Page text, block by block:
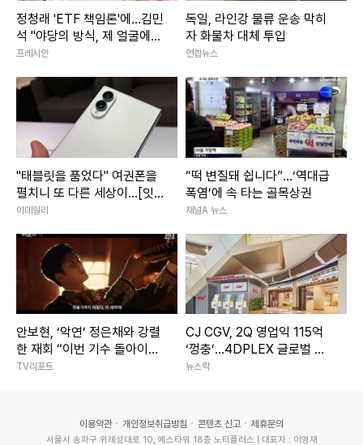
정청래 'ETF 책임론'에…김민
석 "야당의 방식, 제 얼굴에
침뱉기" 역공
프레시안
독일, 라인강 물류 운송 막히
자 화물차 대체 투입
연합뉴스
"태블릿을 품었다" 여권폰을
펼치니 또 다른 세상이…[잇:
써봐]
이데일리
“떡 변질돼 쉽니다”…‘역대급
폭염’에 속 타는 골목상권
채널A 뉴스
안보현, ‘악연’ 정은채와 강렬
한 재회 “이번 기수 돌아이는
너구나” (‘재벌형사2’)
TV리포트
CJ CGV, 2Q 영업익 115억
‘껑충’…4DPLEX 글로벌 확
장이 실적 끌었다
뉴스락
이용약관 개인정보취급방침 콘텐츠 신고 제휴문의
서울시 송파구 위례성대로 10, 에스타워 18층 노티플러스 | 대표자 : 이영재